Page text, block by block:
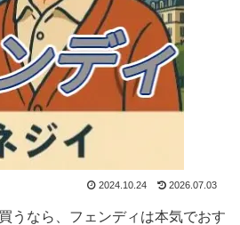
2024.10.24 2026.07.03
うなら、フェンディは本気でおす